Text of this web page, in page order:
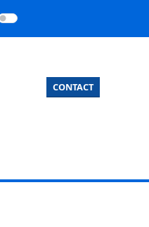
CONTACT